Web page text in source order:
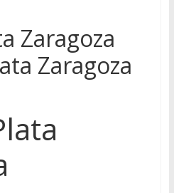
Zaragoza
Zaragoza